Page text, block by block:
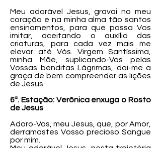
Meu adorável Jesus, gravai no meu
coração e na minha alma tão santos
ensinamentos, para que possa Vos
imitar, aceitando o auxílio das
criaturas, para cada vez mais me
elevar até Vós. Virgem Santíssima,
minha Mãe, suplicando-Vos pelas
Vossas benditas Lágrimas, dai-me a
graça de bem compreender as lições
de Jesus.
6ª. Estação: Verônica enxuga o Rosto
de Jesus
Adoro-Vos, meu Jesus, que, por Amor,
derramastes Vosso precioso Sangue
por mim.